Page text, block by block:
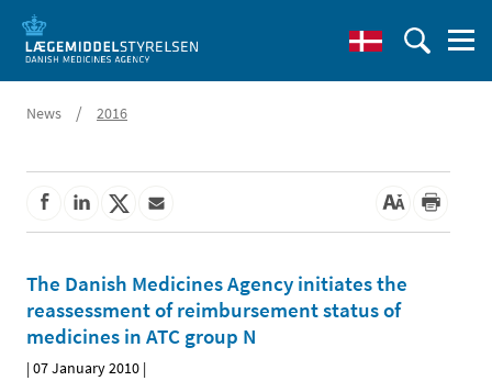
News / 2016
The Danish Medicines Agency initiates the
reassessment of reimbursement status of
medicines in ATC group N
|07 January 2010 |